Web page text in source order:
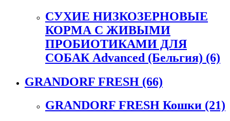
СУХИЕ НИЗКОЗЕРНОВЫЕ
КОРМА С ЖИВЫМИ
ПРОБИОТИКАМИ ДЛЯ
СОБАК Advanced (Бельгия) (6)
GRANDORF FRESH (66)
GRANDORF FRESH Кошки (21)